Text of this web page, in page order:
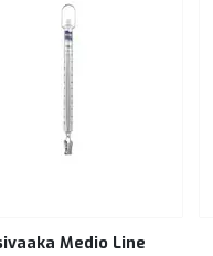
Medio Line